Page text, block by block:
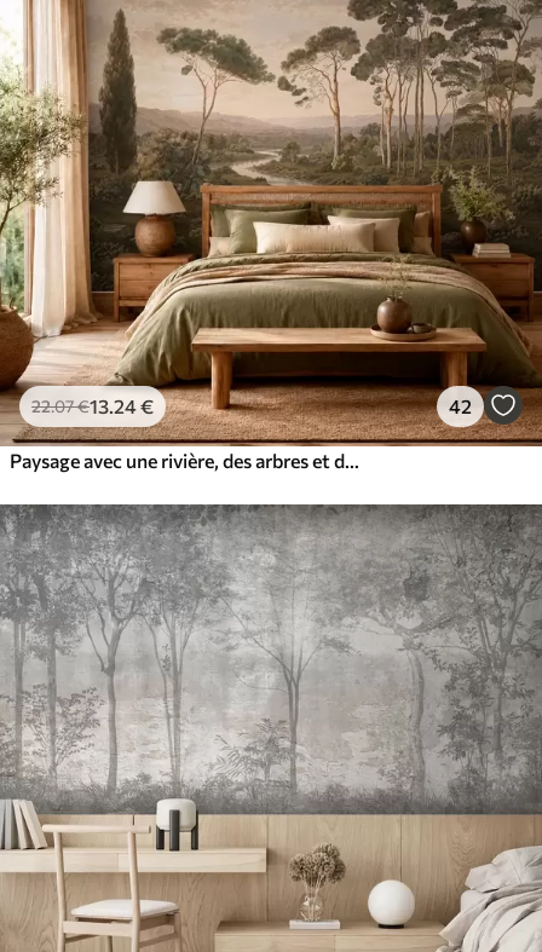
22.07€13.24€ 42
Paysage avec une rivière, des arbres et des collines au loin